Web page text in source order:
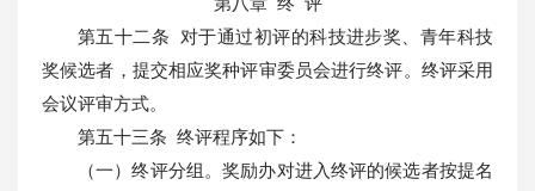
第五十二条 对于通过初评的科技进步奖、青年科技
奖候选者，提交相应奖种评审委员会进行终评。终评采用
会议评审方式。
第五十三条 终评程序如下：
（一）终评分组。奖励办对进入终评的候选者按提名